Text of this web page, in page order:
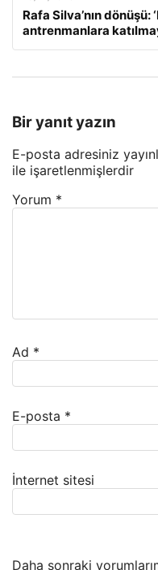
Rafa Silva’nın
antrenmanlara
Bir yanıt yazın
E-posta adresiniz
ile işaretlenmişlerdir
Yorum *
Ad *
E-posta *
İnternet sitesi
Daha sonraki